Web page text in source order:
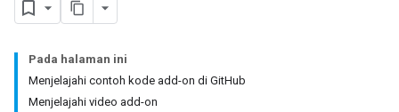
Pada halaman ini
Menjelajahi contoh kode add-on di GitHub
Menjelajahi video add-on